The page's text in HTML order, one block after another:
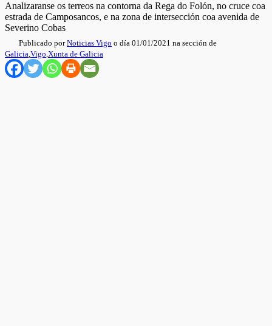
Analizaranse os terreos na contorna da Rega do Folón, no cruce coa
estrada de Camposancos, e na zona de intersección coa avenida de
Severino Cobas
Publicado porNoticias Vigo o día 01/01/2021 na sección de
Galicia,Vigo,Xunta de Galicia